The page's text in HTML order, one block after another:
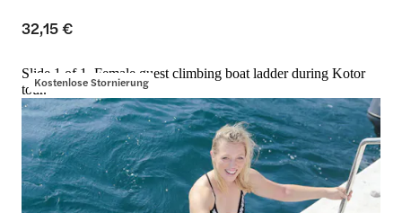
32,15 €
Kostenlose Stornierung
Slide 1 of 1, Female guest climbing boat ladder during Kotor
tour.